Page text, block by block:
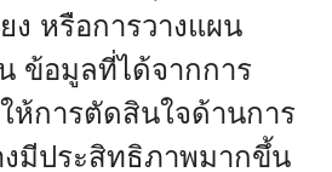
ง หรือการวางแผน
ข้อมูลที่ได้จากการ
ห้การตัดสินใจด้านการ
งมีประสิทธิภาพมากขึ้น